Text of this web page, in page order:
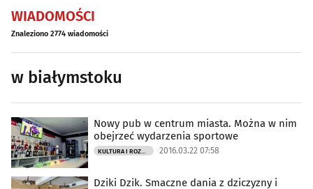
WIADOMOŚCI
Znaleziono 2774 wiadomości
w białymstoku
Nowy pub w centrum miasta. Można w nim
obejrzeć wydarzenia sportowe
KULTURA I ROZRYWKA 2016.03.22 07:58
Dziki Dzik. Smaczne dania z dziczyzny i